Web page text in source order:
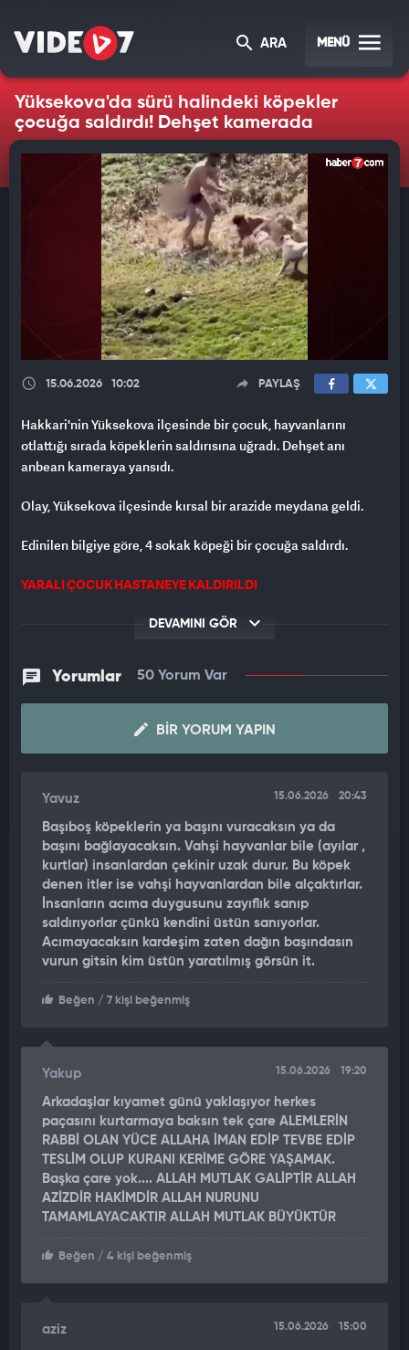
ARA MENÜ
Yüksekova'da sürü halindeki köpekler
çocuğa saldırdı! Dehşet kamerada
15.06.2026 10:02 PAYLAŞ
Hakkari'nin Yüksekova ilçesinde bir çocuk, hayvanlarını
otlattığı sırada köpeklerin saldırısına uğradı. Dehşet anı
anbean kameraya yansıdı.
Olay, Yüksekova ilçesinde kırsal bir arazide meydana geldi.
Edinilen bilgiye göre, 4 sokak köpeği bir çocuğa saldırdı.
YARALI ÇOCUK HASTANEYE KALDIRILDI
Saldırısı sırasında çığlık atarak yardım isteyen çocuğu
Yaralı çocuk, olay yerine sevk edilen ekipler tarafından
hastaneye kaldırıldı.
Olay anı saniye saniye kameraya yansıdı.
Kameraya yansıyan görüntülerde; sürü halindeki köpeklerin
çocuğa saldırdığı, çocuğun elindeki sopayla kendisini
korumaya çalıştığı, yere düştüğü, köpeklerin üzerine
çullandığı, çığlık attığı ve arkadaşının yardıma koştuğu anlar
yer aldı.
DEVAMINI GÖR
Yorumlar 50 Yorum Var
BIR YORUM YAPIN
Yavuz 15.06.2026 20:43
Başıboş köpeklerin ya başını vuracaksın ya da
başını bağlayacaksın. Vahşi hayvanlar bile (ayılar ,
kurtlar) insanlardan çekinir uzak durur. Bu köpek
denen itler ise vahşi hayvanlardan bile alçaktırlar.
İnsanların acıma duygusunu zayıflık sanıp
saldırıyorlar çünkü kendini üstün sanıyorlar.
Acımayacaksın kardeşim zaten dağın başındasın
vurun gitsin kim üstün yaratılmış görsün it.
Beğen / 7 kişi beğenmiş
Yakup 15.06.2026 19:20
Arkadaşlar kıyamet günü yaklaşıyor herkes
paçasını kurtarmaya baksın tek çare ALEMLERİN
RABBİ OLAN YÜCE ALLAHA İMAN EDİP TEVBE EDİP
TESLİM OLUP KURANI KERİME GÖRE YAŞAMAK.
Başka çare yok.... ALLAH MUTLAK GALİPTİR ALLAH
AZİZDİR HAKİMDİR ALLAH NURUNU
TAMAMLAYACAKTIR ALLAH MUTLAK BÜYÜKTÜR
Beğen / 4 kişi beğenmiş
aziz 15.06.2026 15:00